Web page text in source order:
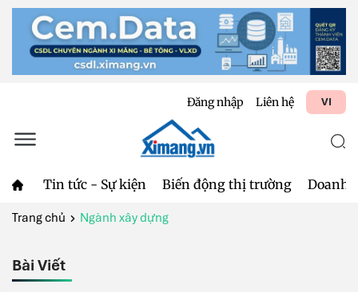
Đăng nhập Liên hệ VI
Tin tức - Sự kiện Biến động thị trường Doanh
Trang chủ Ngành xây dựng
Bài Viết